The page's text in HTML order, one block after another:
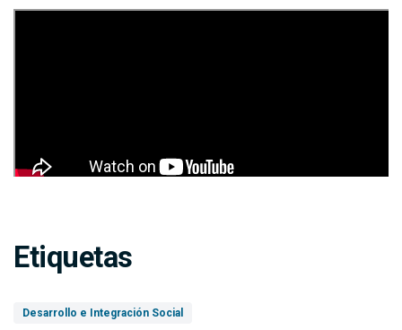
Etiquetas
Desarrollo e Integración Social